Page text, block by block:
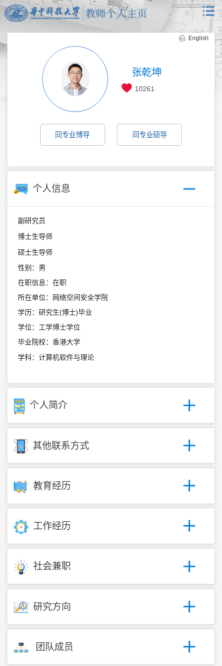
English
张乾坤
10261
同专业博导 同专业硕导
个人信息
副研究员
博士生导师
硕士生导师
性别：男
在职信息：在职
所在单位：网络空间安全学院
学历：研究生(博士)毕业
学位：工学博士学位
毕业院校：香港大学
学科：计算机软件与理论
个人简介
其他联系方式
教育经历
工作经历
社会兼职
研究方向
团队成员